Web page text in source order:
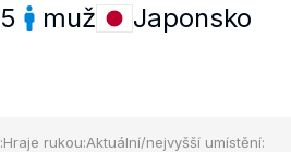
muž Japonsko
Hraje rukou:Aktuální/nejvyšší umístění: